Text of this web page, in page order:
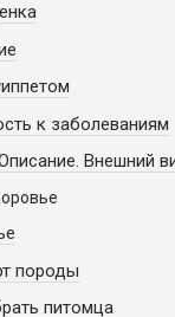
к заболеваниям
Внешний
породы
питомца